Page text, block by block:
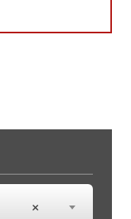
×